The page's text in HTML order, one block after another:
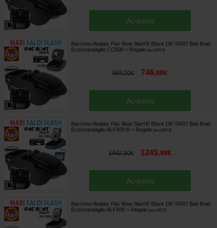
Acquista
Barchino Anatec Pac Boat Start'R Black DE-SR07 Bait Boat
Ecoscandaglio CC500 + Regalo [esc18574]
868,00€ 746,88€
Acquista
Barchino Anatec Pac Boat Start'R Black DE-SR07 Bait Boat
Ecoscandaglio ALF500 B + Regalo [esc18573]
1442,90€ 1245,98€
Acquista
Barchino Anatec Pac Boat Start'R Black DE-SR07 Bait Boat
Ecoscandaglio ALF500 + Regalo [esc18572]